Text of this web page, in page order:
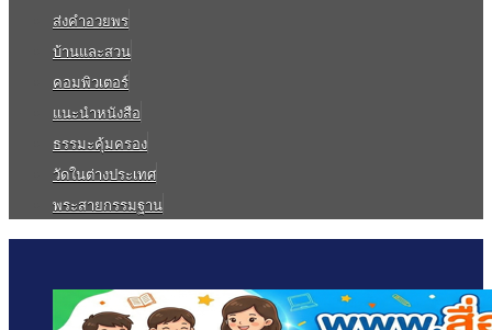
ส่งคำอวยพร
บ้านและสวน
คอมพิวเตอร์
แนะนำหนังสือ
ธรรมะคุ้มครอง
วัดในต่างประเทศ
พระสายกรรมฐาน